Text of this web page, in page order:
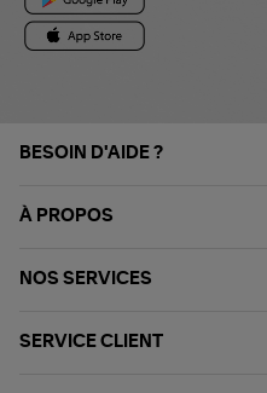
BESOIN D'AIDE ?
À PROPOS
NOS SERVICES
SERVICE CLIENT